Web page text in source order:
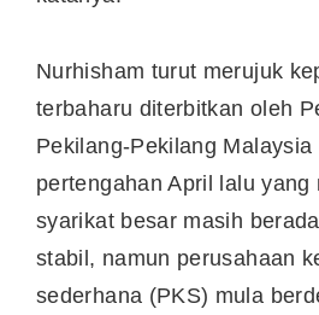
Nurhisham turut merujuk
terbaharu diterbitkan oleh
Pekilang-Pekilang Malaysia
pertengahan April lalu yang
syarikat besar masih
stabil, namun perusahaan
sederhana (PKS) mula